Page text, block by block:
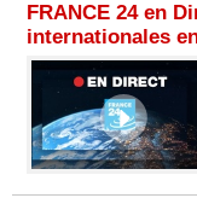
FRANCE 24 en
internationales